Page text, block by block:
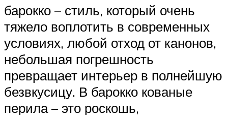
барокко – стиль, который очень
тяжело воплотить в современных
условиях, любой отход от канонов,
небольшая погрешность
превращает интерьер в полнейшую
безвкусицу. В барокко кованые
перила – это роскошь,